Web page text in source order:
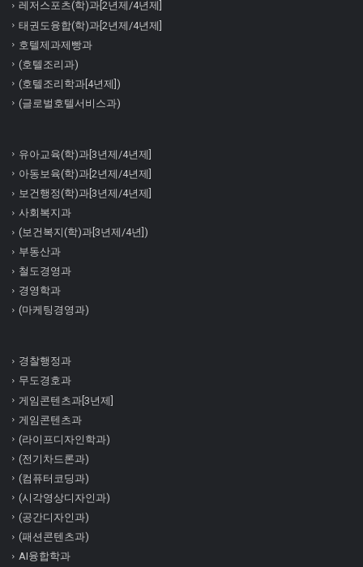
레저스포츠(학)과[2년제/4년제]
태권도융합(학)과[2년제/4년제]
호텔제과제빵과
(호텔조리과)
(호텔조리학과[4년제])
(글로벌호텔서비스과)
유아교육(학)과[3년제/4년제]
아동보육(학)과[2년제/4년제]
보건행정(학)과[3년제/4년제]
사회복지과
(보건복지(학)과[3년제/4년])
부동산과
철도경영과
경영학과
(마케팅경영과)
경찰행정과
무도경호과
게임콘텐츠과[3년제]
게임콘텐츠과
(라이프디자인학과)
(전기차드론과)
(컴퓨터코딩과)
(시각영상디자인과)
(공간디자인과)
(패션콘텐츠과)
AI융합학과